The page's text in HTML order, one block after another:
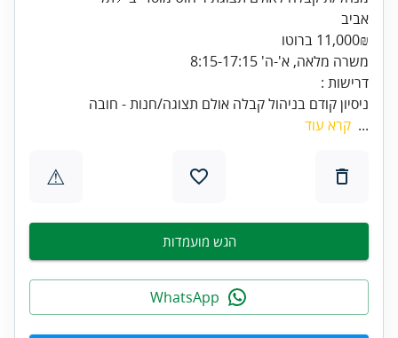
אביב
11,000₪ ברוטו
משרה מלאה, א'-ה' 8:15-17:15
דרישות :
ניסיון קודם בניהול קבלה אולם תצוגה/חנות - חובה
... קרא עוד
⚠
הגש מועמדות